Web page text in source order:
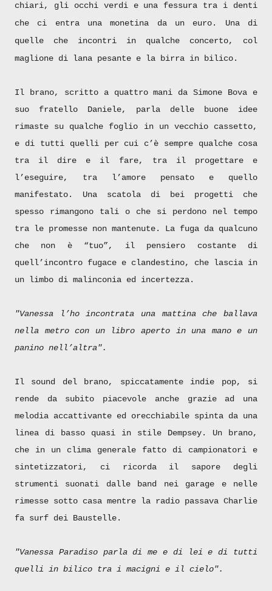
chiari, gli occhi verdi e una fessura tra i denti
che ci entra una monetina da un euro. Una di
quelle che incontri in qualche concerto, col
maglione di lana pesante e la birra in bilico.
Il brano, scritto a quattro mani da Simone Bova e
suo fratello Daniele, parla delle buone idee
rimaste su qualche foglio in un vecchio cassetto,
e di tutti quelli per cui c’è sempre qualche cosa
tra il dire e il fare, tra il progettare e
l’eseguire, tra l’amore pensato e quello
manifestato. Una scatola di bei progetti che
spesso rimangono tali o che si perdono nel tempo
tra le promesse non mantenute. La fuga da qualcuno
che non è “tuo”, il pensiero costante di
quell’incontro fugace e clandestino, che lascia in
un limbo di malinconia ed incertezza.
"Vanessa l’ho incontrata una mattina che ballava
nella metro con un libro aperto in una mano e un
panino nell’altra".
Il sound del brano, spiccatamente indie pop, si
rende da subito piacevole anche grazie ad una
melodia accattivante ed orecchiabile spinta da una
linea di basso quasi in stile Dempsey. Un brano,
che in un clima generale fatto di campionatori e
sintetizzatori, ci ricorda il sapore degli
strumenti suonati dalle band nei garage e nelle
rimesse sotto casa mentre la radio passava Charlie
fa surf dei Baustelle.
"Vanessa Paradiso parla di me e di lei e di tutti
quelli in bilico tra i macigni e il cielo".